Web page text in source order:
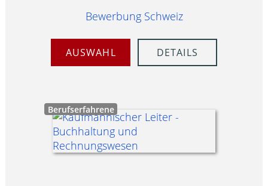
Bewerbung Schweiz
AUSWAHL DETAILS
Berufserfahrene